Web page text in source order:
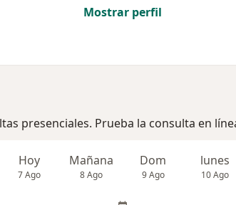
Mostrar perfil
presenciales. Prueba la consulta en
Hoy
7 Ago
Mañana
8 Ago
Dom
9 Ago
lunes
10 Ago